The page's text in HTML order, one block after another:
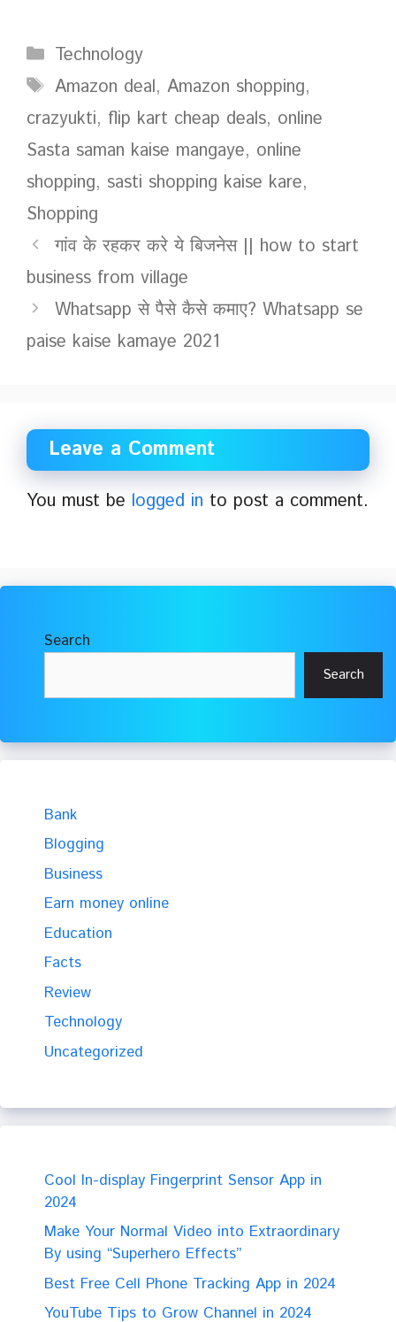
Categories
Technology
Tags
Amazon deal, Amazon shopping,
crazyukti, flip kart cheap deals, online
Sasta saman kaise mangaye, online
shopping, sasti shopping kaise kare,
Shopping
गांव के रहकर करे ये बिजनेस || how to start
business from village
Whatsapp से पैसे कैसे कमाए? Whatsapp se
paise kaise kamaye 2021
Leave a Comment
You must be logged in to post a comment.
Search
Search
Bank
Blogging
Business
Earn money online
Education
Facts
Review
Technology
Uncategorized
Cool In-display Fingerprint Sensor App in
2024
Make Your Normal Video into Extraordinary
By using “Superhero Effects”
Best Free Cell Phone Tracking App in 2024
YouTube Tips to Grow Channel in 2024